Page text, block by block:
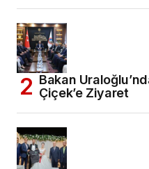
Bakan
Çiçek’e Ziyaret